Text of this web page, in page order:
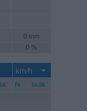
0 mm
0 %
Fr. 14.08.